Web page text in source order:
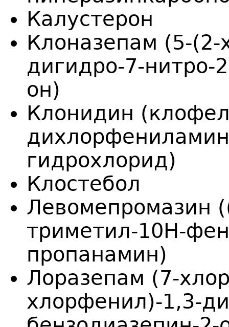
Калустерон
Клоназепам (5-
дигидро-7-нитро-
он)
Клонидин
гидрохлорид)
Клостебол
Левомепромазин
триметил-10H-
пропанамин)
Лоразепам (7-
хлорфенил)-1,3-